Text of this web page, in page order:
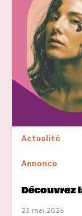
Actualité
Annonce
Découvrez
22 mai 2026